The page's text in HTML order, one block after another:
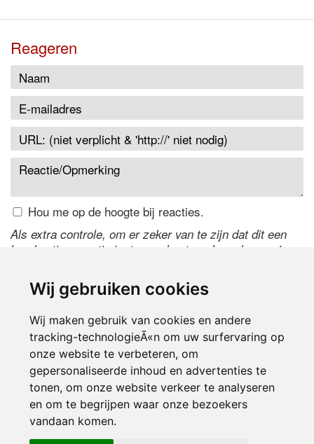
Wij gebruiken cookies
Wij maken gebruik van cookies en andere
tracking-technologieÃ«n om uw surfervaring op
onze website te verbeteren, om
gepersonaliseerde inhoud en advertenties te
tonen, om onze website verkeer te analyseren
en om te begrijpen waar onze bezoekers
vandaan komen.
Reageren
Hou me op de hoogte bij reacties.
Als extra controle, om er zeker van te zijn dat dit een
handmatige reactie is, typ onderstaande code over in
de code te wijzigen.